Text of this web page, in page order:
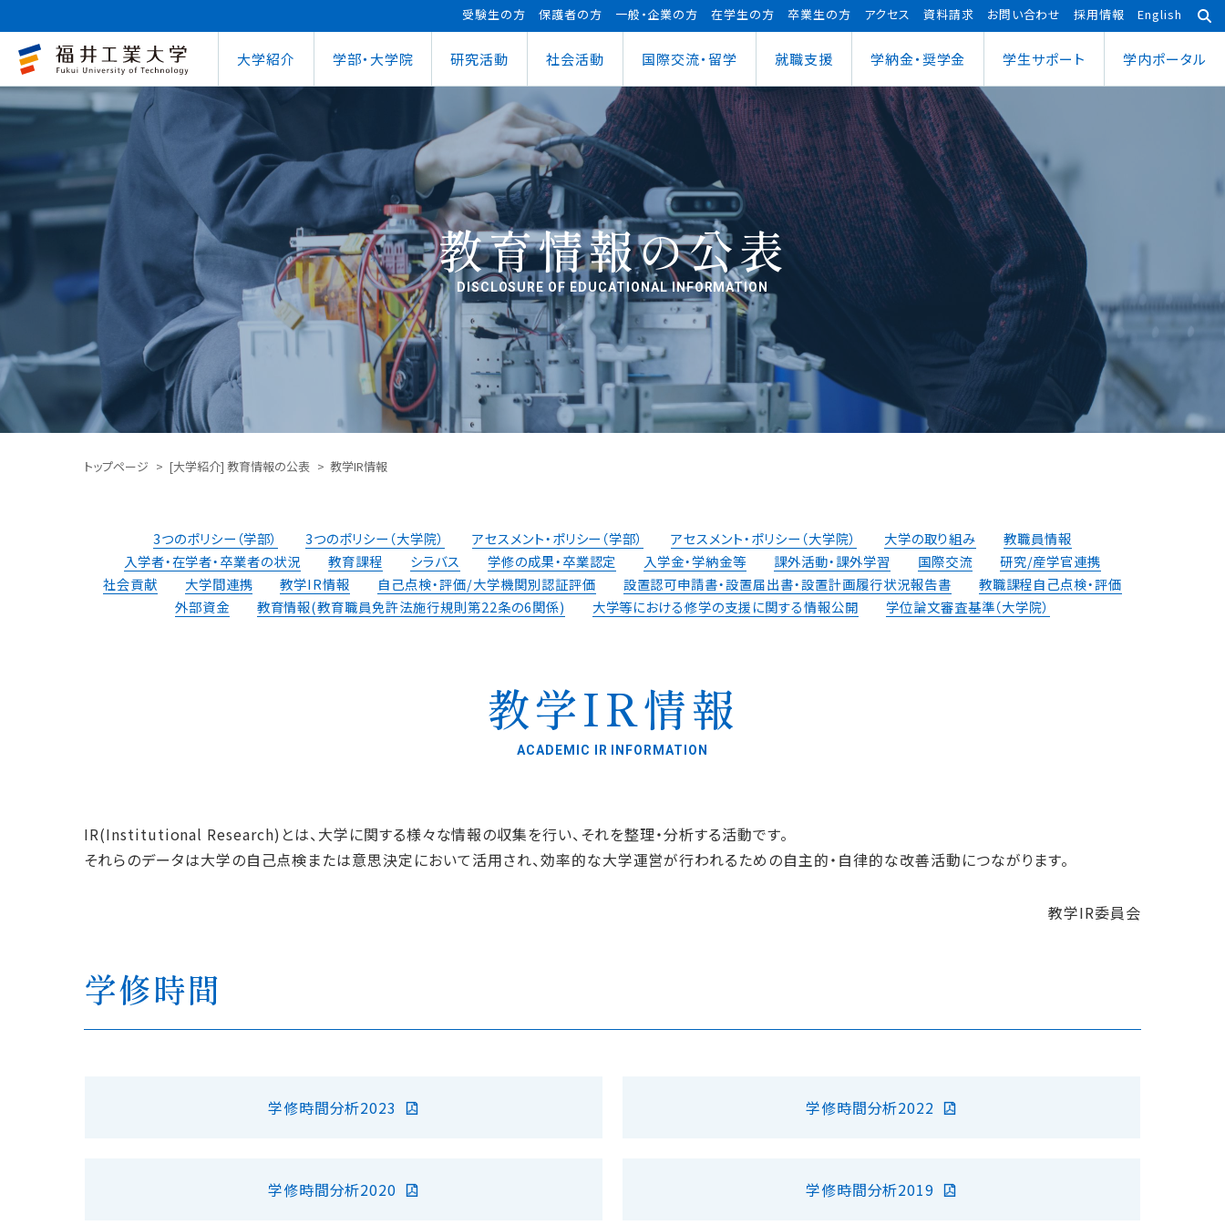
受験生の方 保護者の方 一般・企業の方 在学生の方 卒業生の方 アクセス 資料請求 お問い合わせ 採用情報 English
大学紹介
大学概要 教育情報の公表
大学概要
教育情報の公表
学びの特色
教員紹介
キャンパス案内
第62回大学祭
式辞集
学部・大学院
工学部
電気電子情報工学科
機械工学科
建築土木工学科
原子力技術応用工学科
環境学部
環境食品応用化学科
デザイン学科
経営情報学部
経営情報学科
スポーツ健康科学部
スポーツ健康科学科
応用理工学専攻
社会システム学専攻
研究活動
地域連携研究推進センター 研究シーズ紹介
地域連携研究推進センター
教育研究業績情報
研究シーズ紹介
研究紀要
外国人研究者招へい・受入れ
研究情報
AI&IoTセンター
まちづくりデザインセンター
ウェルネス＆スポーツサイエンスセンター
未来ロボティクスセンター
あわら宇宙センター
社会活動
自治体との連携FUT公開講座
自治体との連携
FUT公開講座
出前講義・出前実験
未来塾 講演会
科学実験キャラバン
ロボット事業
FUTブラス
スポーツ教室
その他活動
活動レポート
国際交流・留学
インターナショナルセンター 海外留学プログラム
インターナショナルセンター
海外留学プログラム（OCPS）
文化交流
【重要】海外へ渡航するみなさんへ
就職支援
キャリアセンター
キャリアセンター
就職⽀援プログラム
インターンシップ
就職実績
資格取得
就職⽀援ナビ
企業の方へ
求人・説明会のお申し込み
キャリアセンターとの面談
学納金・奨学金
学費等納⼊⾦在学⽣向け奨学⾦
在学⽣向け奨学⾦
受験⽣向け奨学⾦
⽇本学⽣⽀援機構奨学⾦ 給付奨学⾦
⽇本学⽣⽀援機構奨学⾦ 貸与奨学⾦
教育ローン
授業料等の減免制度
学⽣サポート
寮・下宿のご案内 SSLプロジェクト
学⽣⽣活⽀援室
学習⽀援室
情報メディアセンター
SSLプロジェクト
学⽣保険
医務情報
障害学⽣⽀援
寮・下宿のご案内
クラブ活動支援センター
学内ポータル
学習管理システム（manaba） WEBシラバス
学習管理システム（manaba）
学生ポータルシステム（学外からの接続）
WEBシラバス
教育情報の公表
DISCLOSURE OF EDUCATIONAL INFORMATION
トップページ [大学紹介] 教育情報の公表 教学IR情報
3つのポリシー（学部） 3つのポリシー（大学院） アセスメント・ポリシー（学部） アセスメント・ポリシー（大学院） 大学の取り組み
教職員情報
⼊学者・在学者・卒業者の状況
教育課程 シラバス 学修の成果・卒業認定 入学金・学納金等 課外活動・課外学習 国際交流
研究/産学官連携
社会貢献
⼤学間連携 教学IR情報 ⾃⼰点検・評価/⼤学機関別認証評価 設置認可申請書・設置届出書・設置計画履⾏状況報告書
教職課程自己点検・評価
外部資⾦
教育情報(教育職員免許法施行規則第22条の6関係) 大学等における修学の支援に関する情報公開 学位論⽂審査基準（⼤学院）
教学IR情報
ACADEMIC IR INFORMATION
IR(Institutional Research)とは、大学に関する様々な情報の収集を行い、それを整理・分析する活動です。
それらのデータは大学の自己点検または意思決定において活用され、効率的な大学運営が行われるための自主的・自律的な改善活動につながります。
教学IR委員会
学修時間
学修時間分析2023 学修時間分析2022
学修時間分析2020 学修時間分析2019